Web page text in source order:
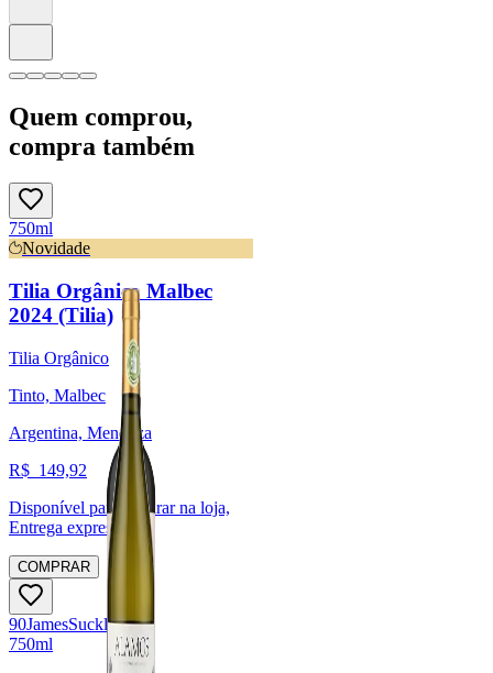
Quem comprou,
compra também
750ml
Novidade
Tilia Orgânico Malbec
2024 (Tilia)
Tilia Orgânico
Tinto, Malbec
Argentina, Mendoza
R$ 149,92
Disponível para:
Retirar na loja,
Entrega expressa
COMPRAR
90JamesSuckling
750ml